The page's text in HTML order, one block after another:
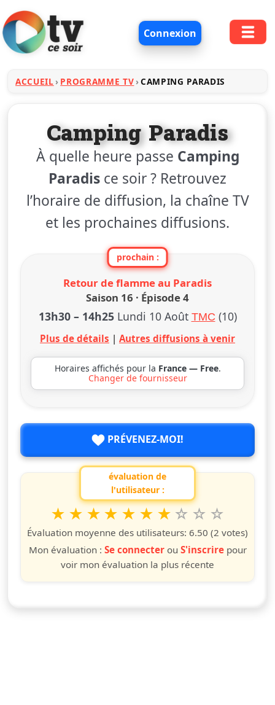
Connexion
ACCUEIL PROGRAMME TV CAMPING PARADIS
Camping Paradis
À quelle heure passe Camping
Paradis ce soir ? Retrouvez
l’horaire de diffusion, la chaîne TV
et les prochaines diffusions.
prochain :
Retour de flamme au Paradis
Saison 16 · Épisode 4
13h30– 14h25 Lundi 10 Août TMC (10)
Plus de détails | Autres diffusions à venir
Horaires affichés pour la France — Free.
Changer de fournisseur
PRÉVENEZ-MOI!
évaluation de
l'utilisateur :
questo spettacolo da 1 a 10 étoiles
10
étoiles
9
étoiles
8
étoiles
7
étoiles
6
étoiles
5
étoiles
4
étoiles
3
étoiles
2
étoiles
étoile
Évaluation moyenne des utilisateurs: 6.50 (2 votes)
Mon évaluation : Se connecterou S'inscrirepour
voir mon évaluation la plus récente